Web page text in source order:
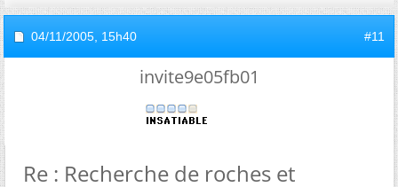
04/11/2005, 15h40 #11
invite9e05fb01
Re : Recherche de roches et